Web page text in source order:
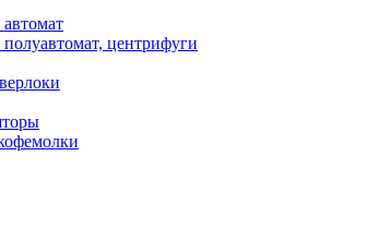
центрифуги